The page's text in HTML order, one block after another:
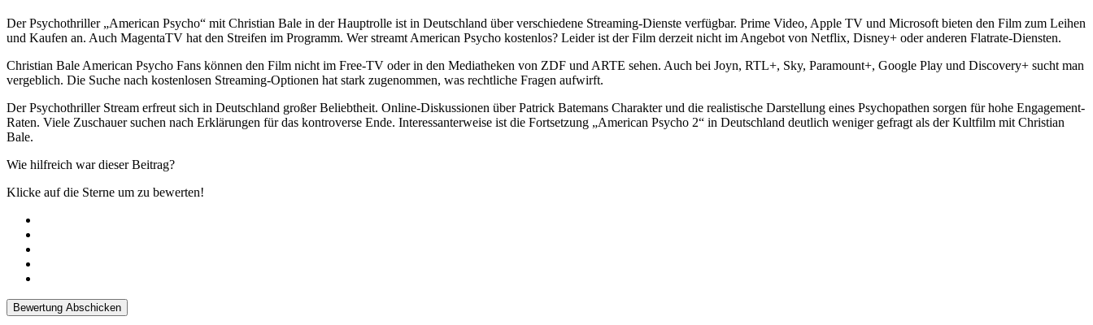
Der Psychothriller „American Psycho“ mit Christian Bale in der Hauptrolle ist in Deutschland über verschiedene Streaming-Dienste verfügbar. Prime Video, Apple TV und Microsoft bieten den Film zum Leihen
und Kaufen an. Auch MagentaTV hat den Streifen im Programm. Wer streamt American Psycho kostenlos? Leider ist der Film derzeit nicht im Angebot von Netflix, Disney+ oder anderen Flatrate-Diensten.
Christian Bale American Psycho Fans können den Film nicht im Free-TV oder in den Mediatheken von ZDF und ARTE sehen. Auch bei Joyn, RTL+, Sky, Paramount+, Google Play und Discovery+ sucht man
vergeblich. Die Suche nach kostenlosen Streaming-Optionen hat stark zugenommen, was rechtliche Fragen aufwirft.
Der Psychothriller Stream erfreut sich in Deutschland großer Beliebtheit. Online-Diskussionen über Patrick Batemans Charakter und die realistische Darstellung eines Psychopathen sorgen für hohe Engagement-
Raten. Viele Zuschauer suchen nach Erklärungen für das kontroverse Ende. Interessanterweise ist die Fortsetzung „American Psycho 2“ in Deutschland deutlich weniger gefragt als der Kultfilm mit Christian
Bale.
Wie hilfreich war dieser Beitrag?
Klicke auf die Sterne um zu bewerten!
Bewertung Abschicken